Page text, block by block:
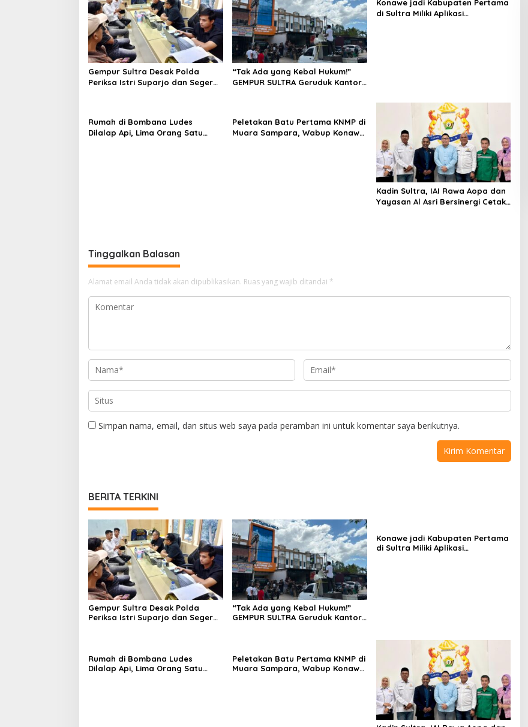
Gempur Sultra Desak Polda
Periksa Istri Suparjo dan Segera
“Tak Ada yang Kebal Hukum!”
GEMPUR SULTRA Geruduk Kantor
Konawe jadi Kabupaten Pertama
di Sultra Miliki Aplikasi
Rumah di Bombana Ludes
Dilalap Api, Lima Orang Satu
Peletakan Batu Pertama KNMP di
Muara Sampara, Wabup Konawe
Kadin Sultra, IAI Rawa Aopa dan
Yayasan Al Asri Bersinergi Cetak
Tinggalkan Balasan
Alamat email Anda tidak akan dipublikasikan. Ruas yang wajib ditandai *
Simpan nama, email, dan situs web saya pada peramban ini untuk komentar saya berikutnya.
BERITA TERKINI
Gempur Sultra Desak Polda
Periksa Istri Suparjo dan Segera
“Tak Ada yang Kebal Hukum!”
GEMPUR SULTRA Geruduk Kantor
Konawe jadi Kabupaten Pertama
di Sultra Miliki Aplikasi
Rumah di Bombana Ludes
Dilalap Api, Lima Orang Satu
Peletakan Batu Pertama KNMP di
Muara Sampara, Wabup Konawe